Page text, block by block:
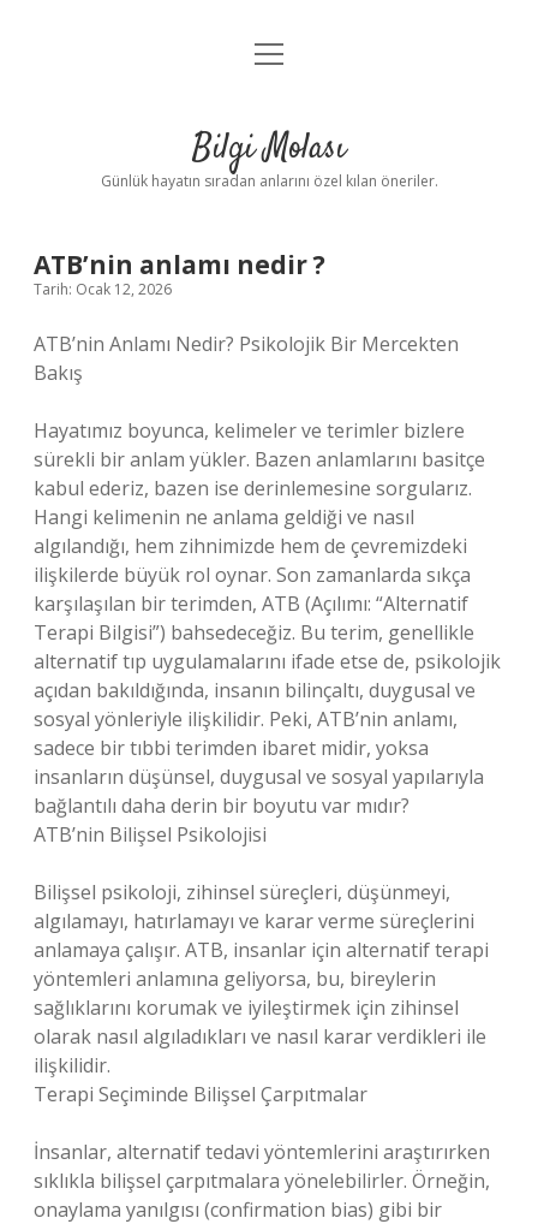
Anasayfa
Yasal Uyarı
menüyü
Bilgi Molası
Günlük hayatın sıradan anlarını özel kılan öneriler.
ATB’nin anlamı nedir ?
Tarih: Ocak 12, 2026
ATB’nin Anlamı Nedir? Psikolojik Bir Mercekten
Bakış
Hayatımız boyunca, kelimeler ve terimler bizlere
sürekli bir anlam yükler. Bazen anlamlarını basitçe
kabul ederiz, bazen ise derinlemesine sorgularız.
Hangi kelimenin ne anlama geldiği ve nasıl
algılandığı, hem zihnimizde hem de çevremizdeki
ilişkilerde büyük rol oynar. Son zamanlarda sıkça
karşılaşılan bir terimden, ATB (Açılımı: “Alternatif
Terapi Bilgisi”) bahsedeceğiz. Bu terim, genellikle
alternatif tıp uygulamalarını ifade etse de, psikolojik
açıdan bakıldığında, insanın bilinçaltı, duygusal ve
sosyal yönleriyle ilişkilidir. Peki, ATB’nin anlamı,
sadece bir tıbbi terimden ibaret midir, yoksa
insanların düşünsel, duygusal ve sosyal yapılarıyla
bağlantılı daha derin bir boyutu var mıdır?
ATB’nin Bilişsel Psikolojisi
Bilişsel psikoloji, zihinsel süreçleri, düşünmeyi,
algılamayı, hatırlamayı ve karar verme süreçlerini
anlamaya çalışır. ATB, insanlar için alternatif terapi
yöntemleri anlamına geliyorsa, bu, bireylerin
sağlıklarını korumak ve iyileştirmek için zihinsel
olarak nasıl algıladıkları ve nasıl karar verdikleri ile
ilişkilidir.
Terapi Seçiminde Bilişsel Çarpıtmalar
İnsanlar, alternatif tedavi yöntemlerini araştırırken
sıklıkla bilişsel çarpıtmalara yönelebilirler. Örneğin,
onaylama yanılgısı (confirmation bias) gibi bir